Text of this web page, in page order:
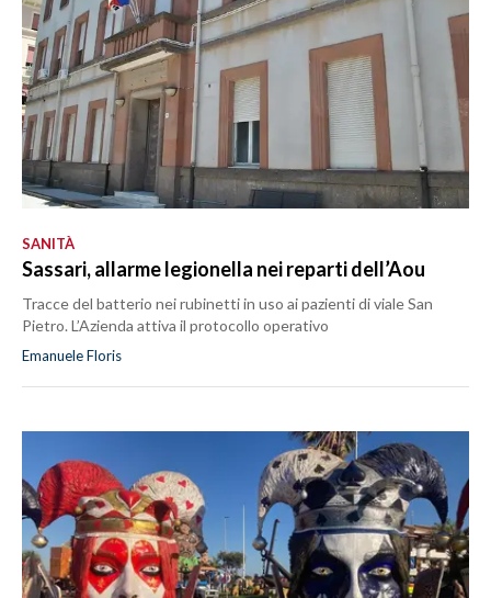
SANITÀ
Sassari, allarme legionella nei reparti dell’Aou
Tracce del batterio nei rubinetti in uso ai pazienti di viale San
Pietro. L’Azienda attiva il protocollo operativo
Emanuele Floris